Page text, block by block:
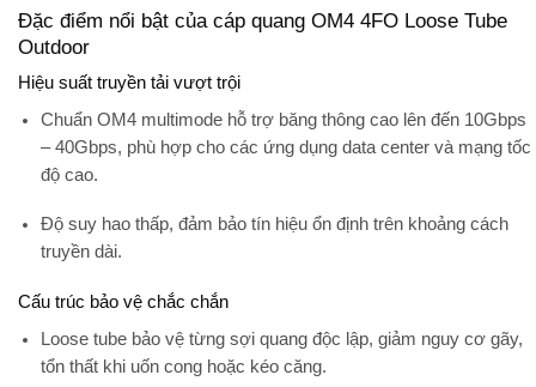
Đặc điểm nổi bật của cáp quang OM4 4FO Loose Tube
Outdoor
Hiệu suất truyền tải vượt trội
Chuẩn OM4 multimodehỗ trợ băng thông cao lên đến 10Gbps
– 40Gbps, phù hợp cho các ứng dụng data center và mạng tốc
độ cao.
Độ suy hao thấp, đảm bảo tín hiệu ổn định trên khoảng cách
truyền dài.
Cấu trúc bảo vệ chắc chắn
Loose tubebảo vệ từng sợi quang độc lập, giảm nguy cơ gãy,
tổn thất khi uốn cong hoặc kéo căng.